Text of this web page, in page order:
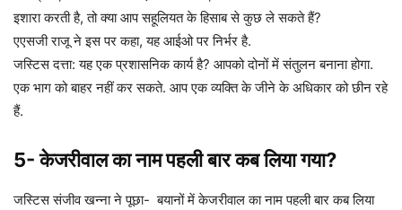
इशारा करती है, तो क्या आप सहूलियत के हिसाब से कुछ ले सकते हैं?
एएसजी राजू ने इस पर कहा, यह आईओ पर निर्भर है.
जस्टिस दत्ता: यह एक प्रशासनिक कार्य है? आपको दोनों में संतुलन बनाना होगा.
एक भाग को बाहर नहीं कर सकते. आप एक व्यक्ति के जीने के अधिकार को छीन रहे
हैं.
5- केजरीवाल का नाम पहली बार कब लिया गया?
जस्टिस संजीव खन्ना ने पूछा- बयानों में केजरीवाल का नाम पहली बार कब लिया